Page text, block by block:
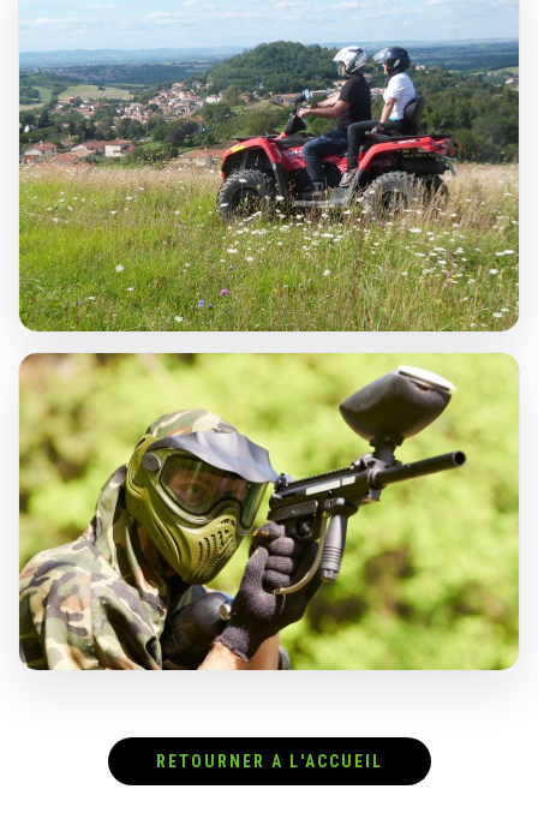
RETOURNER A L'ACCUEIL